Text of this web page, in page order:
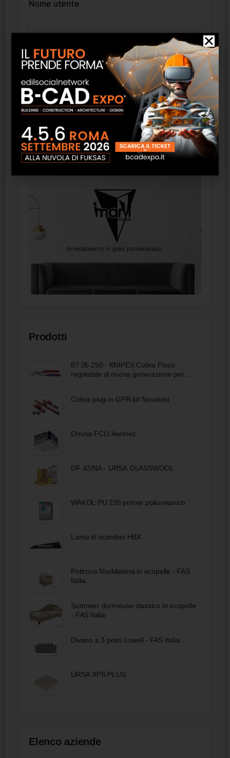
Nome utente
Password
Ricordati di me
Prodotti
87 05 250 - KNIPEX Cobra Pinza
regolabile di nuova generazione per
Cobra plug-in GPR kit Novatest
Omina FCLI Aermec
DF 42/NA - URSA GLASSWOOL
WAKOL PU 235 primer poliuretanico
Lama di ricambio HBX
Poltrona Maddalena in ecopelle - FAS
Italia
Sommier dormeuse classico in ecopelle
- FAS Italia
Divano a 3 posti Lowell - FAS Italia
URSA XPS PLUS
Elenco aziende